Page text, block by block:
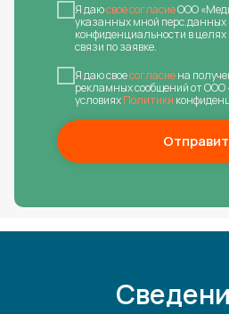
Я даюсвое согласиеООО
указанных мной перс.данных
конфиденциальности в
связи по заявке.
Я даю своесогласиена
рекламных сообщений от ООО
условияхПолитики